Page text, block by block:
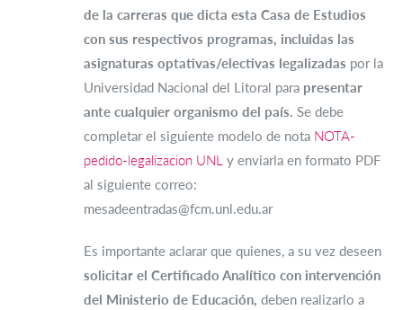
de la carreras que dicta esta Casa de Estudios
con sus respectivos programas, incluidas las
asignaturas optativas/electivas legalizadas por la
Universidad Nacional del Litoral para presentar
ante cualquier organismo del país. Se debe
completar el siguiente modelo de nota NOTA-
pedido-legalizacion UNL y enviarla en formato PDF
al siguiente correo:
mesadeentradas@fcm.unl.edu.ar
Es importante aclarar que quienes, a su vez deseen
solicitar el Certificado Analítico con intervención
del Ministerio de Educación, deben realizarlo a